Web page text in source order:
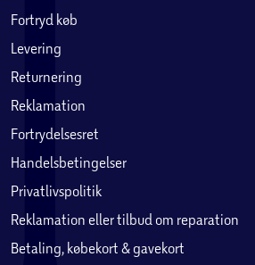
Fortryd køb
Levering
Returnering
Reklamation
Fortrydelsesret
Handelsbetingelser
Privatlivspolitik
Reklamation eller tilbud om reparation
Betaling, købekort & gavekort